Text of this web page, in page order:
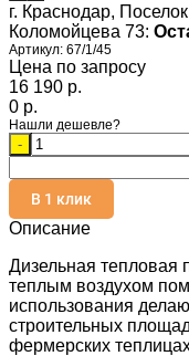
г. Краснодар,
Коломойцева 73:
Артикул: 67/1/45
Цена по запросу
16 190 p.
0 p.
Нашли дешевле?
-
В 1 клик
Описание
Дизельная тепловая
теплым воздухом
использования
строительных
фермерских